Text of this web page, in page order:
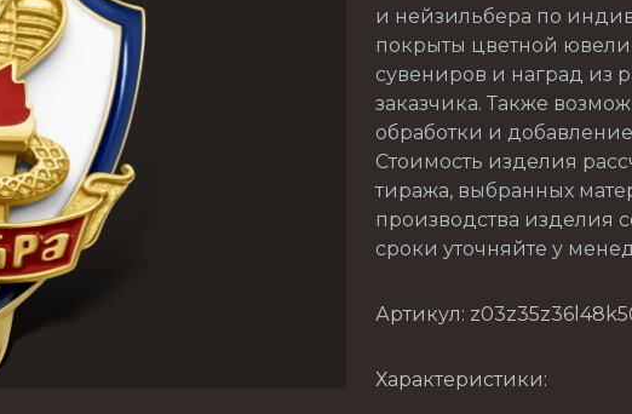
и нейзильбера по
покрыты цветной
сувениров и наград из
заказчика. Также
обработки и
Стоимость изделия
тиража, выбранных
производства изделия
сроки уточняйте у
Артикул:
Характеристики: